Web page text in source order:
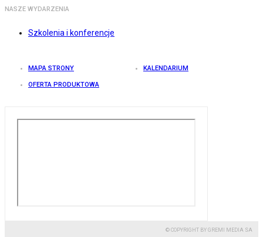
NASZE WYDARZENIA
Szkolenia i konferencje
MAPA STRONY KALENDARIUM
OFERTA PRODUKTOWA
© COPYRIGHT BY GREMI MEDIA SA